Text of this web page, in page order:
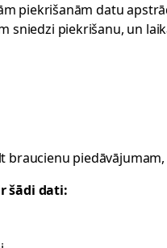
piekrišanām datu
sniedzi piekrišanu, un
braucienu
šādi dati: